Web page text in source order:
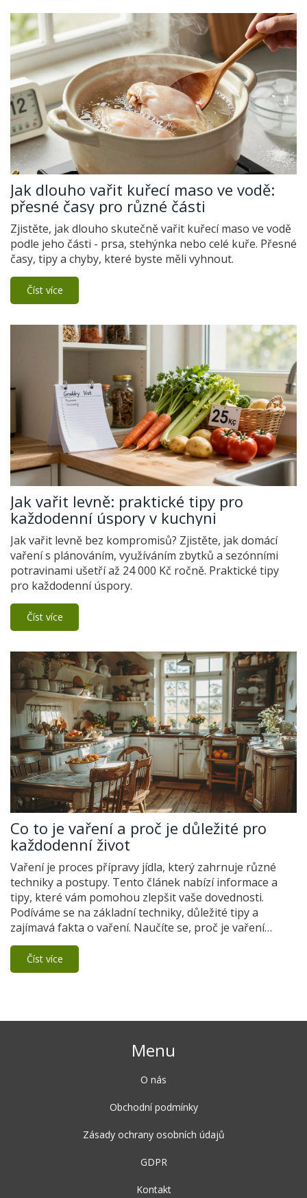
Jak dlouho vařit kuřecí maso ve vodě:
přesné časy pro různé části
Zjistěte, jak dlouho skutečně vařit kuřecí maso ve vodě
podle jeho části - prsa, stehýnka nebo celé kuře. Přesné
časy, tipy a chyby, které byste měli vyhnout.
Číst více
Jak vařit levně: praktické tipy pro
každodenní úspory v kuchyni
Jak vařit levně bez kompromisů? Zjistěte, jak domácí
vaření s plánováním, využíváním zbytků a sezónními
potravinami ušetří až 24 000 Kč ročně. Praktické tipy
pro každodenní úspory.
Číst více
Co to je vaření a proč je důležité pro
každodenní život
Vaření je proces přípravy jídla, který zahrnuje různé
techniky a postupy. Tento článek nabízí informace a
tipy, které vám pomohou zlepšit vaše dovednosti.
Podíváme se na základní techniky, důležité tipy a
zajímavá fakta o vaření. Naučíte se, proč je vaření
důležité v každodenním životě a jak může zlepšit vaši
kvalitu života.
Číst více
Menu
O nás
Obchodní podmínky
Zásady ochrany osobních údajů
GDPR
Kontakt